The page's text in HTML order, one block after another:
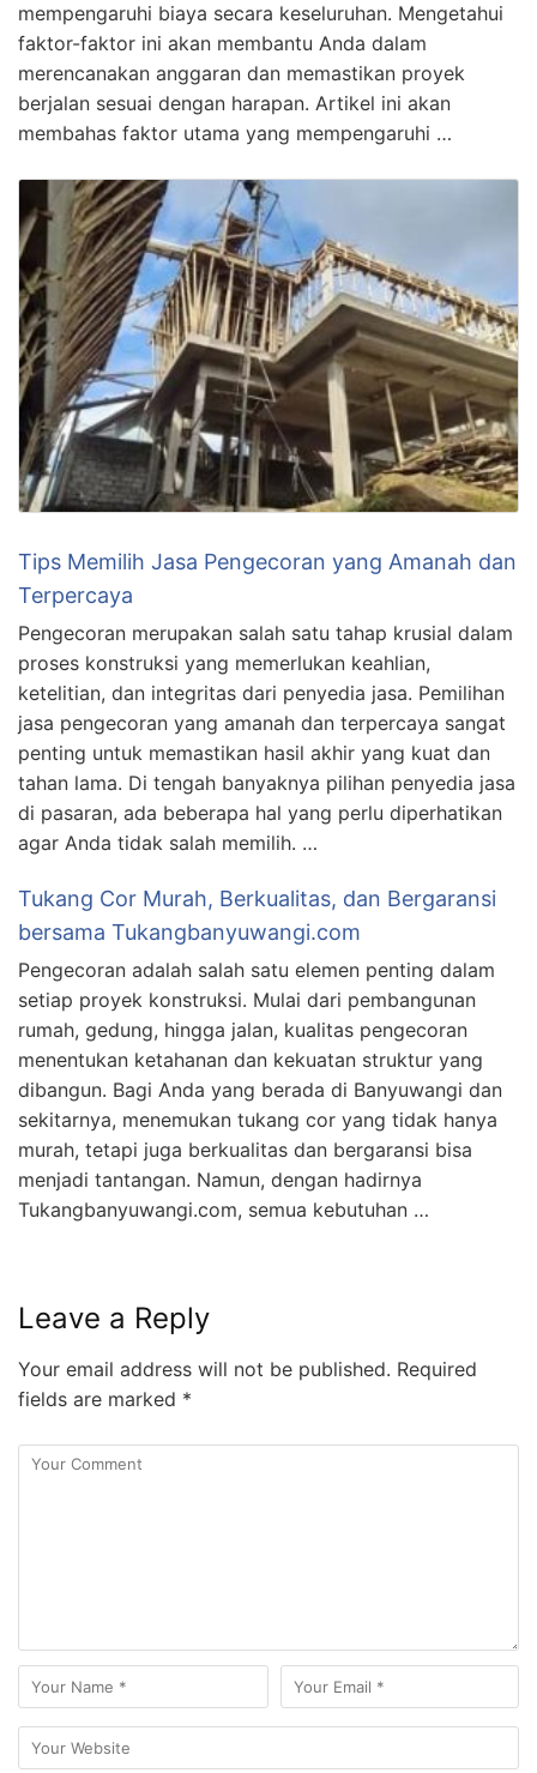
mempengaruhi biaya secara keseluruhan. Mengetahui
faktor-faktor ini akan membantu Anda dalam
merencanakan anggaran dan memastikan proyek
berjalan sesuai dengan harapan. Artikel ini akan
membahas faktor utama yang mempengaruhi …
Tips Memilih Jasa Pengecoran yang Amanah dan
Terpercaya
Pengecoran merupakan salah satu tahap krusial dalam
proses konstruksi yang memerlukan keahlian,
ketelitian, dan integritas dari penyedia jasa. Pemilihan
jasa pengecoran yang amanah dan terpercaya sangat
penting untuk memastikan hasil akhir yang kuat dan
tahan lama. Di tengah banyaknya pilihan penyedia jasa
di pasaran, ada beberapa hal yang perlu diperhatikan
agar Anda tidak salah memilih. …
Tukang Cor Murah, Berkualitas, dan Bergaransi
bersama Tukangbanyuwangi.com
Pengecoran adalah salah satu elemen penting dalam
setiap proyek konstruksi. Mulai dari pembangunan
rumah, gedung, hingga jalan, kualitas pengecoran
menentukan ketahanan dan kekuatan struktur yang
dibangun. Bagi Anda yang berada di Banyuwangi dan
sekitarnya, menemukan tukang cor yang tidak hanya
murah, tetapi juga berkualitas dan bergaransi bisa
menjadi tantangan. Namun, dengan hadirnya
Tukangbanyuwangi.com, semua kebutuhan …
Leave a Reply
Your email address will not be published. Required
fields are marked *